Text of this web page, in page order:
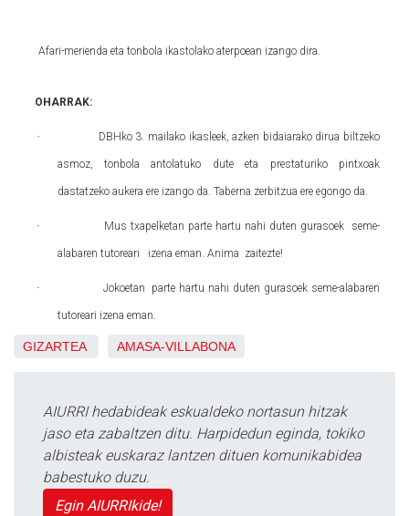
Afari-merienda eta tonbola ikastolako aterpoean izango dira.
OHARRAK:
· DBHko 3. mailako ikasleek, azken bidaiarako dirua biltzeko
asmoz, tonbola antolatuko dute eta prestaturiko pintxoak
dastatzeko aukera ere izango da. Taberna zerbitzua ere egongo da.
· Mus txapelketan parte hartu nahi duten gurasoek seme-
alabaren tutoreari izena eman. Anima zaitezte!
· Jokoetan parte hartu nahi duten gurasoek seme-alabaren
tutoreari izena eman.
GIZARTEA AMASA-VILLABONA
AIURRI hedabideak eskualdeko nortasun hitzak
jaso eta zabaltzen ditu. Harpidedun eginda, tokiko
albisteak euskaraz lantzen dituen komunikabidea
babestuko duzu.
Egin AIURRIkide!